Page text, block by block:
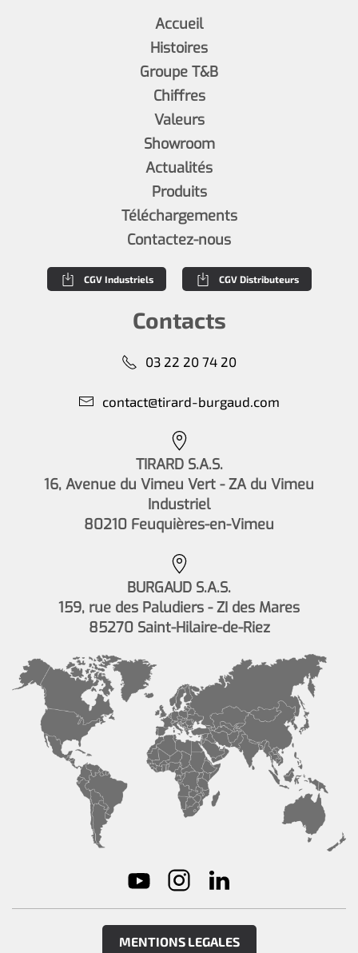
Accueil
Histoires
Groupe T&B
Chiffres
Valeurs
Showroom
Actualités
Produits
Téléchargements
Contactez-nous
CGV Industriels CGV Distributeurs
Contacts
03 22 20 74 20
contact@tirard-burgaud.com
TIRARD S.A.S.
16, Avenue du Vimeu Vert - ZA du Vimeu
Industriel
80210 Feuquières-en-Vimeu
BURGAUD S.A.S.
159, rue des Paludiers - ZI des Mares
85270 Saint-Hilaire-de-Riez
MENTIONS LEGALES